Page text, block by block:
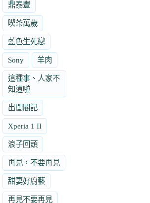
鼎泰豐
喫茶萬歲
藍色生死戀
Sony 羊肉
這種事、人家不
知道啦
出閨閣記
Xperia 1 II
浪子回頭
再見，不要再見
甜妻好廚藝
再見不要再見